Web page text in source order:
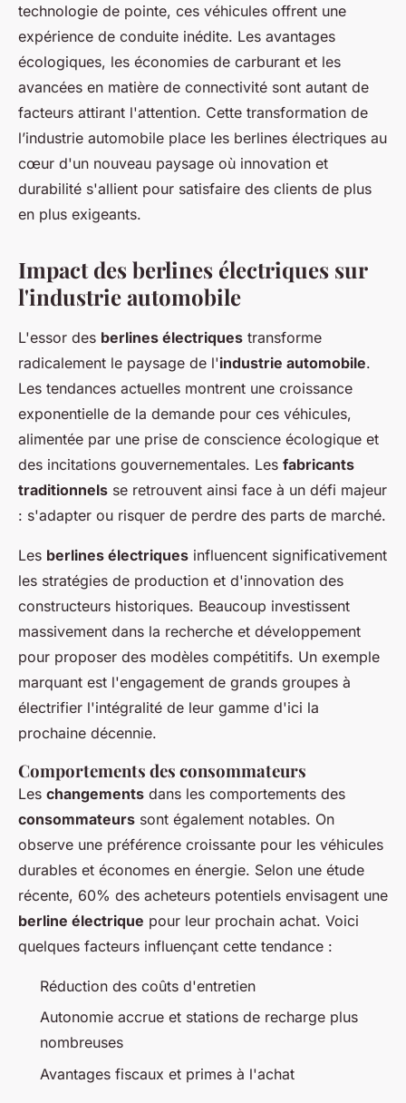
technologie de pointe, ces véhicules offrent une
expérience de conduite inédite. Les avantages
écologiques, les économies de carburant et les
avancées en matière de connectivité sont autant de
facteurs attirant l'attention. Cette transformation de
l’industrie automobile place les berlines électriques au
cœur d'un nouveau paysage où innovation et
durabilité s'allient pour satisfaire des clients de plus
en plus exigeants.
Impact des berlines électriques sur
l'industrie automobile
L'essor des berlines électriques transforme
radicalement le paysage de l'industrie automobile.
Les tendances actuelles montrent une croissance
exponentielle de la demande pour ces véhicules,
alimentée par une prise de conscience écologique et
des incitations gouvernementales. Les fabricants
traditionnels se retrouvent ainsi face à un défi majeur
: s'adapter ou risquer de perdre des parts de marché.
Les berlines électriques influencent significativement
les stratégies de production et d'innovation des
constructeurs historiques. Beaucoup investissent
massivement dans la recherche et développement
pour proposer des modèles compétitifs. Un exemple
marquant est l'engagement de grands groupes à
électrifier l'intégralité de leur gamme d'ici la
prochaine décennie.
Comportements des consommateurs
Les changements dans les comportements des
consommateurs sont également notables. On
observe une préférence croissante pour les véhicules
durables et économes en énergie. Selon une étude
récente, 60% des acheteurs potentiels envisagent une
berline électrique pour leur prochain achat. Voici
quelques facteurs influençant cette tendance :
Réduction des coûts d'entretien
Autonomie accrue et stations de recharge plus
nombreuses
Avantages fiscaux et primes à l'achat